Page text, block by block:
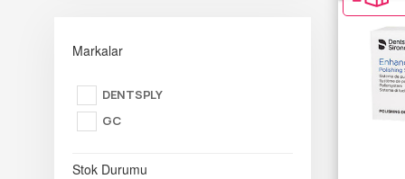
Markalar
DENTSPLY
GC
Stok Durumu